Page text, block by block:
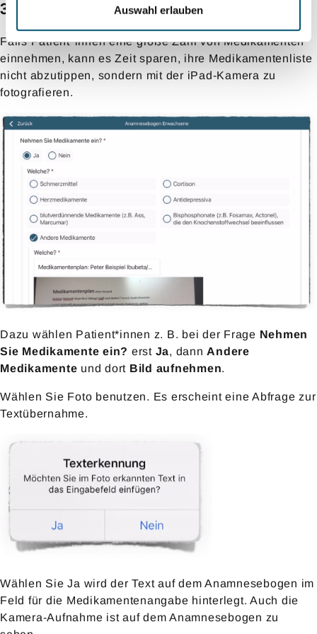
Auswahl erlauben
3.6. Verwenden der iPad-Kamera
Falls Patient*innen eine große Zahl von Medikamenten
einnehmen, kann es Zeit sparen, ihre Medikamentenliste
nicht abzutippen, sondern mit der iPad-Kamera zu
fotografieren.
Dazu wählen Patient*innen z. B. bei der Frage Nehmen
Sie Medikamente ein? erst Ja, dann Andere
Medikamente und dort Bild aufnehmen.
Wählen Sie Foto benutzen. Es erscheint eine Abfrage zur
Textübernahme.
Wählen Sie Ja wird der Text auf dem Anamnesebogen im
Feld für die Medikamentenangabe hinterlegt. Auch die
Kamera-Aufnahme ist auf dem Anamnesebogen zu